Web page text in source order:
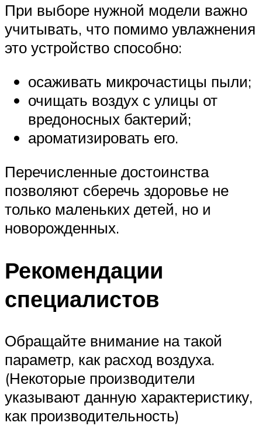
При выборе нужной модели важно
учитывать, что помимо увлажнения
это устройство способно:
осаживать микрочастицы пыли;
очищать воздух с улицы от
вредоносных бактерий;
ароматизировать его.
Перечисленные достоинства
позволяют сберечь здоровье не
только маленьких детей, но и
новорожденных.
Рекомендации
специалистов
Обращайте внимание на такой
параметр, как расход воздуха.
(Некоторые производители
указывают данную характеристику,
как производительность)